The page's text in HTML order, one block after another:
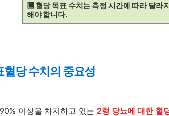
▣ 혈당 목표 수치는 측정 시간에 따라 달라
해야 합니다.
혈당 수치의 중요성
이상을 차지하고 있는 2형 당뇨에 대한 혈